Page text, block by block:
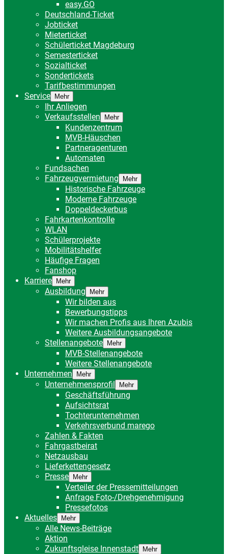
easy.GO
Deutschland-Ticket
Jobticket
Mieterticket
Schülerticket Magdeburg
Semesterticket
Sozialticket
Sondertickets
Tarifbestimmungen
Service
Mehr
Ihr Anliegen
Verkaufsstellen
Mehr
Kundenzentrum
MVB-Häuschen
Partneragenturen
Automaten
Fundsachen
Fahrzeugvermietung
Mehr
Historische Fahrzeuge
Moderne Fahrzeuge
Doppeldeckerbus
Fahrkartenkontrolle
WLAN
Schülerprojekte
Mobilitätshelfer
Häufige Fragen
Fanshop
Karriere
Mehr
Ausbildung Mehr
Wir bilden aus
Bewerbungstipps
Wir machen Profis aus Ihren Azubis
Weitere Ausbildungsangebote
Stellenangebote
Mehr
MVB-Stellenangebote
Weitere Stellenangebote
Unternehmen
Mehr
Unternehmensprofil Mehr
Geschäftsführung
Aufsichtsrat
Tochterunternehmen
Verkehrsverbund marego
Zahlen & Fakten
Fahrgastbeirat
Netzausbau
Lieferkettengesetz
Presse
Mehr
Verteiler der Pressemitteilungen
Anfrage Foto-/Drehgenehmigung
Pressefotos
Aktuelles
Mehr
Alle News-Beiträge
Aktion
Zukunftsgleise Innenstadt
Mehr